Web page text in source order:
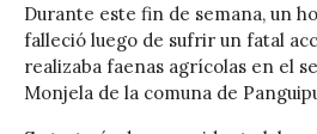
Durante este fin de semana, un
falleció luego de sufrir un fatal
realizaba faenas agrícolas en el
Monjela de la comuna de